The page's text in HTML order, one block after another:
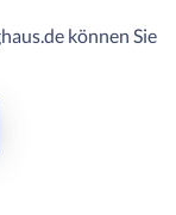
können Sie